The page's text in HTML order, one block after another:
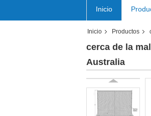
Inicio
Inicio Productos
cerca de la
Australia